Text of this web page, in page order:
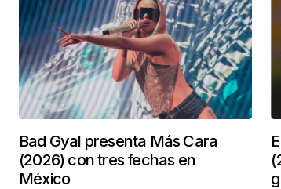
Bad Gyal presenta Más Cara
(2026) con tres fechas en
México